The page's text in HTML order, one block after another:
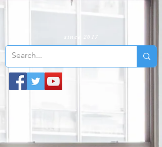
since 2017